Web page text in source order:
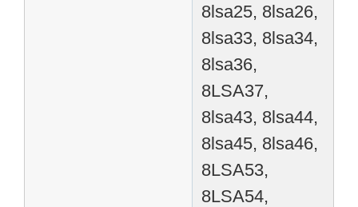
8lsa25, 8lsa26,
8lsa33, 8lsa34,
8lsa36,
8LSA37,
8lsa43, 8lsa44,
8lsa45, 8lsa46,
8LSA53,
8LSA54,